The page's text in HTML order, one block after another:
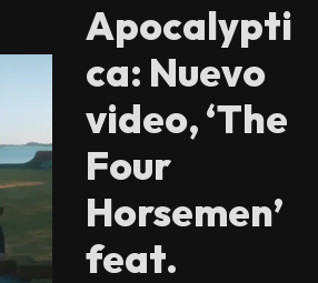
Apocalypti
ca: Nuevo
video, ‘The
Four
Horsemen’
feat.